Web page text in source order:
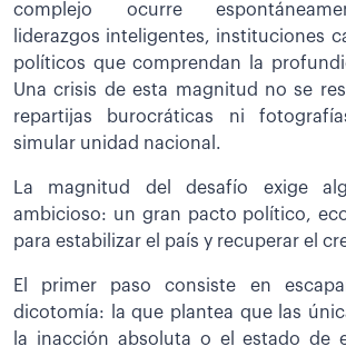
complejo ocurre
liderazgos inteligentes, instituciones
políticos que comprendan la
Una crisis de esta magnitud no se
repartijas burocráticas ni
simular unidad nacional.
La magnitud del desafío exige
ambicioso: un gran pacto político,
para estabilizar el país y recuperar el
El primer paso consiste en
dicotomía: la que plantea que las
la inacción absoluta o el estado de